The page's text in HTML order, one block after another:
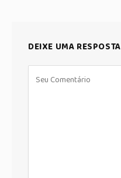
DEIXE UMA RESPOSTA